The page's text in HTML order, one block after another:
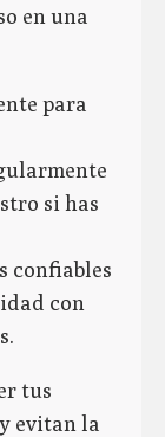
en una
para
si has
confiables
con
tus
evitan la